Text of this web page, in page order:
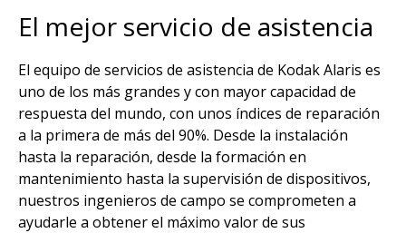
El mejor servicio de asistencia
El equipo de servicios de asistencia de Kodak Alaris es
uno de los más grandes y con mayor capacidad de
respuesta del mundo, con unos índices de reparación
a la primera de más del 90%. Desde la instalación
hasta la reparación, desde la formación en
mantenimiento hasta la supervisión de dispositivos,
nuestros ingenieros de campo se comprometen a
ayudarle a obtener el máximo valor de sus